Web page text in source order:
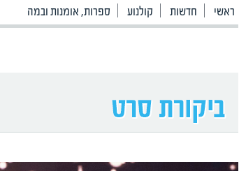
ראשי חדשות קולנוע ספרות, אומנות ובמה